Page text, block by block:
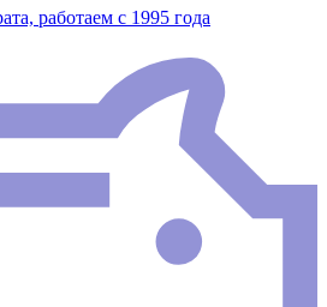
работаем с 1995 года